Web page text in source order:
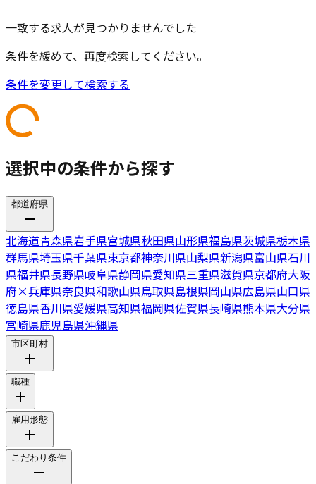
一致する求人が見つかりませんでした
条件を緩めて、再度検索してください。
条件を変更して検索する
選択中の条件から探す
都道府県
北海道青森県岩手県宮城県秋田県山形県福島県茨城県栃木県
群馬県埼玉県千葉県東京都神奈川県山梨県新潟県富山県石川
県福井県長野県岐阜県静岡県愛知県三重県滋賀県京都府大阪
府×兵庫県奈良県和歌山県鳥取県島根県岡山県広島県山口県
徳島県香川県愛媛県高知県福岡県佐賀県長崎県熊本県大分県
宮崎県鹿児島県沖縄県
市区町村
職種
雇用形態
こだわり条件